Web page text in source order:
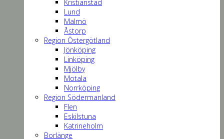
Kristianstad
Lund
Malmö
Åstorp
Region Östergötland
Jönköping
Linköping
Mjölby
Motala
Norrköping
Region Södermanland
Flen
Eskilstuna
Katrineholm
Borlänge